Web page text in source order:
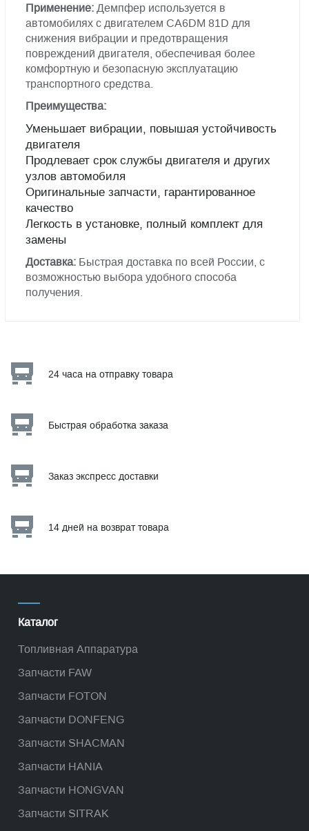
Применение:Демпфер используется в
автомобилях с двигателем CA6DM 81D для
снижения вибрации и предотвращения
повреждений двигателя, обеспечивая более
комфортную и безопасную эксплуатацию
транспортного средства.
Преимущества:
Уменьшает вибрации, повышая устойчивость
двигателя
Продлевает срок службы двигателя и других
узлов автомобиля
Оригинальные запчасти, гарантированное
качество
Легкость в установке, полный комплект для
замены
Доставка: Быстрая доставка по всей России, с
возможностью выбора удобного способа
получения.
24 часа на отправку товара
Быстрая обработка заказа
Заказ экспресс доставки
14 дней на возврат товара
Каталог
Топливная Аппаратура
Запчасти FAW
Запчасти FOTON
Запчасти DONFENG
Запчасти SHACMAN
Запчасти HANIA
Запчасти HONGVAN
Запчасти SITRAK